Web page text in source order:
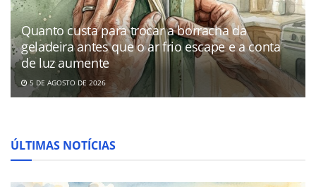
Quanto custa para trocar a borracha da
geladeira antes que o ar frio escape e a conta
de luz aumente
5 DE AGOSTO DE 2026
ÚLTIMAS NOTÍCIAS